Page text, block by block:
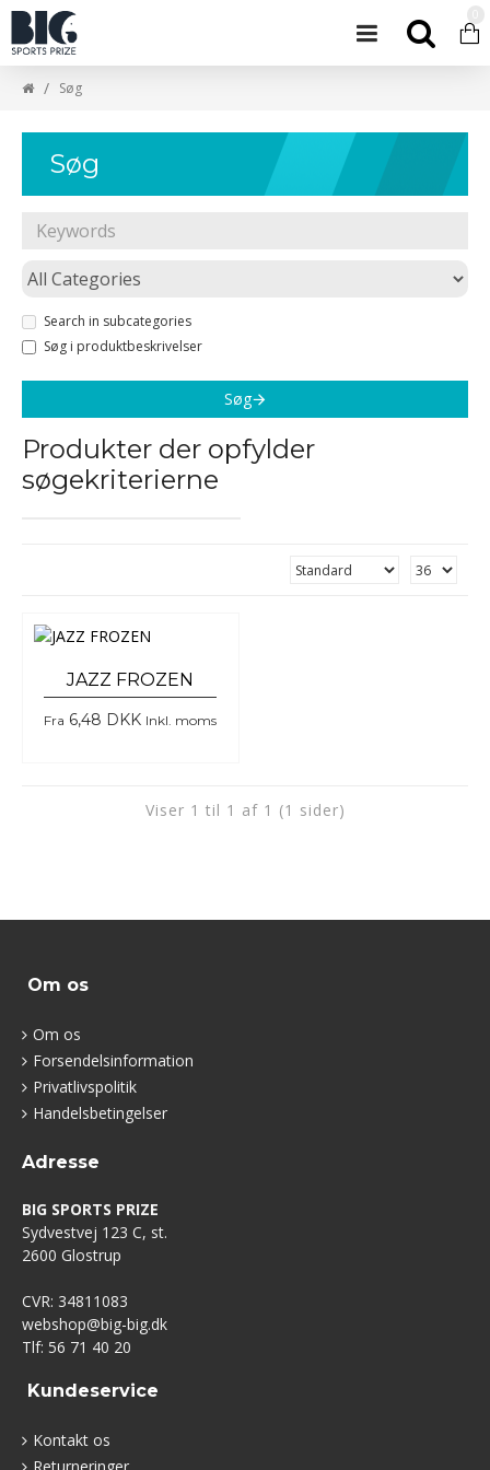
Søg
Søg
Search in subcategories
Søg i produktbeskrivelser
Søg
Produkter der opfylder
søgekriterierne
JAZZ FROZEN
Fra 6,48 DKK Inkl. moms
Viser 1 til 1 af 1 (1 sider)
Om os
Om os
Forsendelsinformation
Privatlivspolitik
Handelsbetingelser
Adresse
BIG SPORTS PRIZE
Sydvestvej 123 C, st.
2600 Glostrup
CVR: 34811083
webshop@big-big.dk
Tlf: 56 71 40 20
Kundeservice
Kontakt os